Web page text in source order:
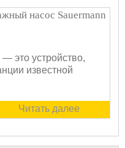
насос Sauermann
это устройство,
известной
Читать далее